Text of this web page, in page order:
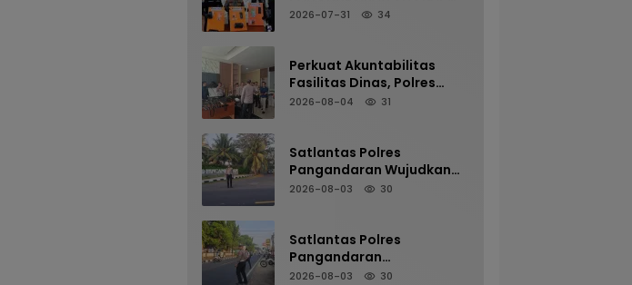
KASUS NARKOTIKA MELALUI
2026-07-31 34
Perkuat Akuntabilitas
Fasilitas Dinas, Polres
Pangandaran Gelar
2026-08-04 31
Satlantas Polres
Pangandaran Wujudkan
Kamseltibcarlantas
2026-08-03 30
Satlantas Polres
Pangandaran
Maksimalkan Pelayanan
2026-08-03 30